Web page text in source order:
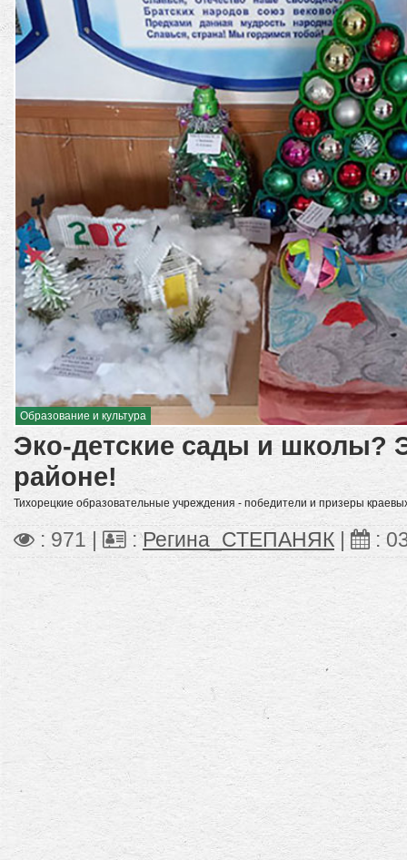
Образование и культура
Эко-детские сады и школы?
районе!
Тихорецкие образовательные учреждения - победители и призеры краевых
: 971 | :Регина_СТЕПАНЯК :